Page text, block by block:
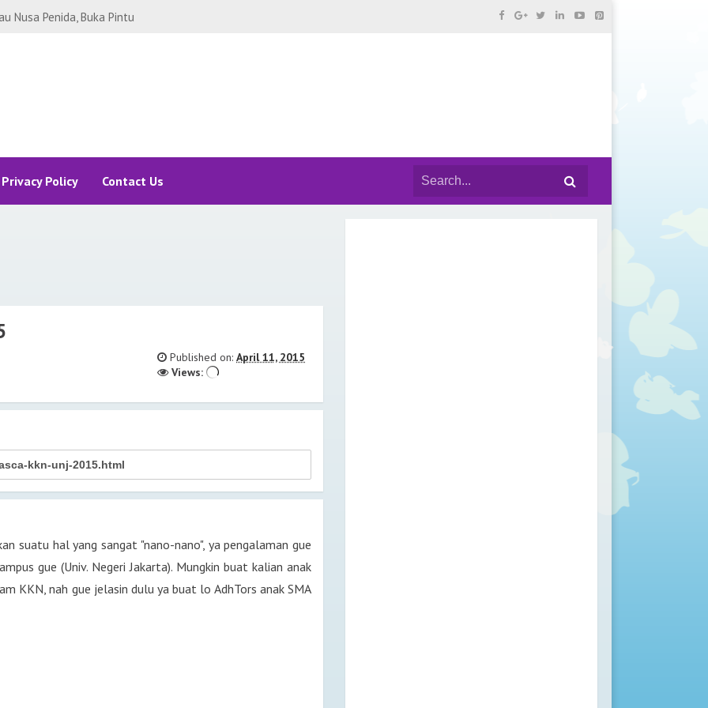
BUAT ALA-ALA STAYCATION
SOMERSET SUDIRMAN!
Bali yang Bikin Betah. Ada
Legian Bali!
Bali, Bosan Staycation
JAKARTA RASA DI UBUD
HILTON
CARA BUAT WEBSITE DONASI
CARE | HAIRCARE
KERING &
HAIR TREATMENT!
Say Hi Sekarang! Cuma Aku &
GROGOL! ADA KOLAM
Privacy Policy Contact Us
Published on: April 11, 2015
Views:
suatu hal yang sangat "nano-nano", ya pengalaman gue
gue (Univ. Negeri Jakarta). Mungkin buat kalian anak
KKN, nah gue jelasin dulu ya buat lo AdhTors anak SMA